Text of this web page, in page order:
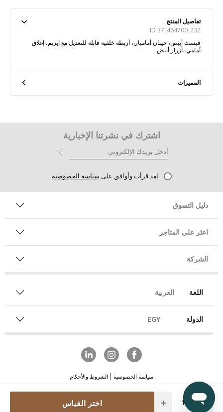
Quantity
اختر القياس
تفاصيل المنتج
ID 37_464700_232
فيست أبيض، جيبان أماميان، أربطة خلفية قابلة للتعديل مع إبزيم، إغلاق
أمامي بأزرار أبيض
المميزات
اشترك في نشرتنا الإخبارية
لقد قرأت وأوافق على سياسة الخصوصية
دليل التسوق
اعثر على المتاجر
الشركة
اللغة العربية
الدولة EGY
سياسة الخصوصية الشروط والأحكام